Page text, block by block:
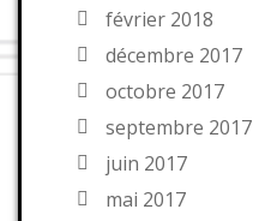
février 2018
décembre 2017
octobre 2017
septembre 2017
juin 2017
mai 2017